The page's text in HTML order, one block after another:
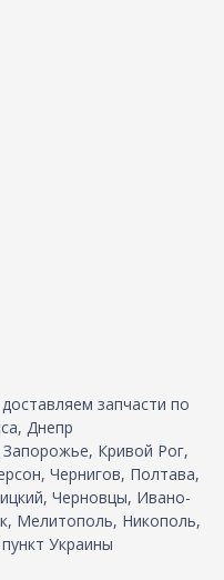
запчасти по
Днепр
Кривой Рог,
Чернигов, Полтава,
Черновцы, Ивано-
Мелитополь, Никополь,
Украины